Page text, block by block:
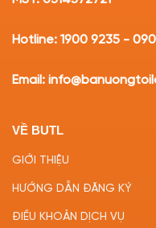
Hotline: 1900 9235 -
Email:
VỀ BUTL
GIỚI THIỆU
HƯỚNG DẪN ĐĂNG KÝ
ĐIỀU KHOẢN DỊCH VỤ